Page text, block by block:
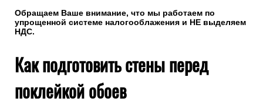
Обращаем Ваше внимание, что мы работаем по
упрощенной системе налогооблажения и НЕ выделяем
НДС.
Как подготовить стены перед
поклейкой обоев